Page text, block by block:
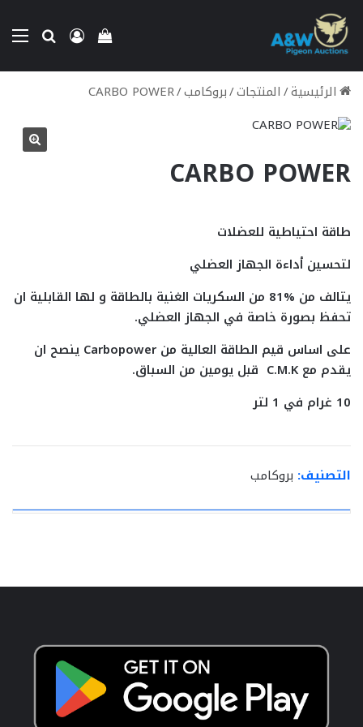
بحث عنتسجيل
إستعراض سلة
الرئيسية/المنتجات/بروكامب/
CARBO POWER
CARBO POWER
طاقة احتياطية للعضلات
لتحسين أداءة الجهاز العضلي
يتالف من %81 من السكريات الغنية بالطاقة و لها القابلية ان
تحفظ بصورة خاصة في الجهاز العضلي.
على اساس قيم الطاقة العالية من Carbopower ينصح ان
يقدم مع C.M.K قبل يومين من السباق.
10 غرام في 1 لتر
التصنيف: بروكامب